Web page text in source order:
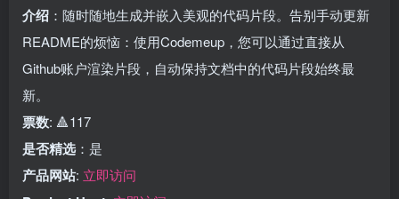
介绍 ：随时随地生成并嵌入美观的代码片段。告别手动更新
README的烦恼：使用Codemeup，您可以通过直接从
Github账户渲染片段，自动保持文档中的代码片段始终最
新。
票数: 🔺117
是否精选 ：是
产品网站: 立即访问